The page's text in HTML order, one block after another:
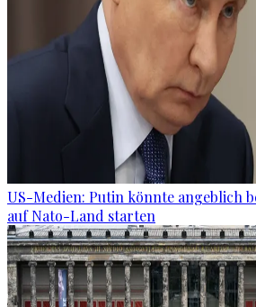
US-Medien: Putin könnte angeblich
auf Nato-Land starten